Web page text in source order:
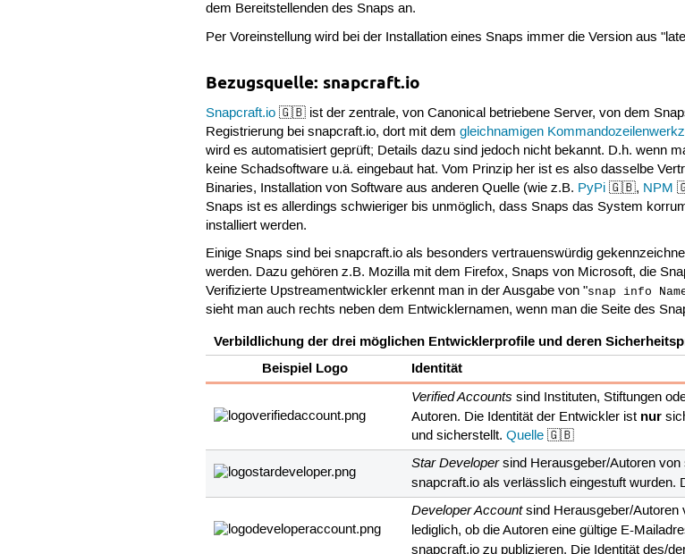
dem Bereitstellenden des Snaps an.
Per Voreinstellung wird bei der Installation eines Snaps immer die Version aus
Bezugsquelle: snapcraft.io
Snapcraft.io 🇬🇧 ist der zentrale, von Canonical betriebene Server, von dem
Registrierung bei snapcraft.io, dort mit demgleichnamigen
wird es automatisiert geprüft; Details dazu sind jedoch nicht bekannt. D.h. wenn
keine Schadsoftware u.ä. eingebaut hat. Vom Prinzip her ist es also dasselbe
Binaries, Installation von Software aus anderen Quelle (wie z.B. PyPi 🇬🇧, NPM
Snaps ist es allerdings schwieriger bis unmöglich, dass Snaps das System
installiert werden.
Einige Snaps sind bei snapcraft.io als besonders vertrauenswürdig
werden. Dazu gehören z.B. Mozilla mit dem Firefox, Snaps von Microsoft, die
Verifizierte Upstreamentwickler erkennt man in der Ausgabe von "snap info
sieht man auch rechts neben dem Entwicklernamen, wenn man die Seite des
Verbildlichung der drei möglichen Entwicklerprofile und deren
Beispiel Logo
Identität
Verified Accounts sind Instituten, Stiftungen
Autoren. Die Identität der Entwickler ist nur
und sicherstellt.Quelle 🇬🇧
Star Developersind Herausgeber/Autoren von
snapcraft.io als verlässlich eingestuft wurden.
Developer Accountsind Herausgeber/Autoren
lediglich, ob die Autoren eine gültige E-
snapcraft.io zu publizieren. Die Identität des/